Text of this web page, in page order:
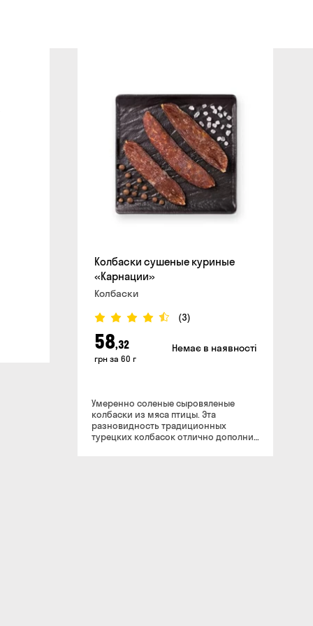
Колбаски сушеные куриные
«Карнации»
Колбаски
(3)
58,32
грн за 60 г
Немає в наявності
Умеренно соленые сыровяленые
колбаски из мяса птицы. Эта
разновидность традиционных
турецких колбасок отлично дополнит